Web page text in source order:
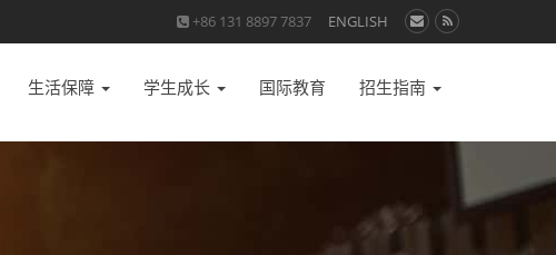
+86 131 8897 7837 ENGLISH
生活保障 学生成长 国际教育 招生指南